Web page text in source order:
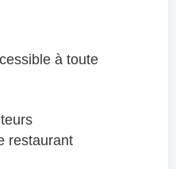
à toute
restaurant